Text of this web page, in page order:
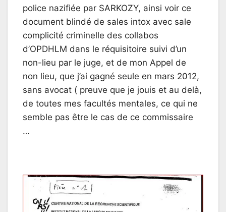
police nazifiée par SARKOZY, ainsi voir ce
document blindé de sales intox avec sale
complicité criminelle des collabos
d’OPDHLM dans le réquisitoire suivi d’un
non-lieu par le juge, et de mon Appel de
non lieu, que j’ai gagné seule en mars 2012,
sans avocat ( preuve que je jouis et au delà,
de toutes mes facultés mentales, ce qui ne
semble pas être le cas de ce commissaire
…